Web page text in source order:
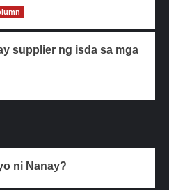
supplier ng isda sa mga
ni Nanay?